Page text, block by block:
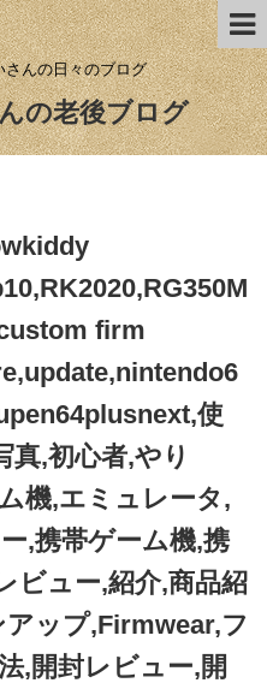
んの日々のブログ
の老後ブログ
firm
使
真,初心者,やり
機,エミュレータ,
,携帯ゲーム機,携
ビュー,紹介,商品紹
ップ,Firmwear,フ
,開封レビュー,開